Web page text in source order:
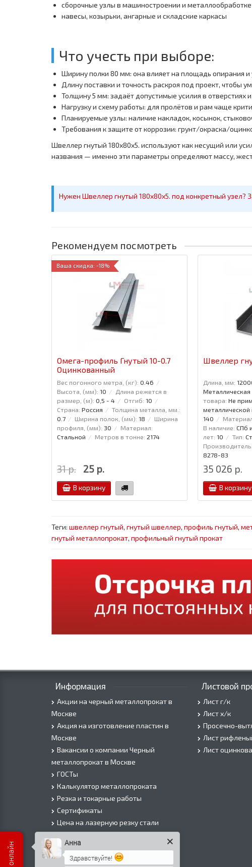
сборочные узлы в машиностроении и металлообработке
навесы, козырьки, ангарные и складские каркасы
Что учесть при выборе:
Ширину полки 80 мм: она влияет на площадь опирания и
Длину поставки и точность раскроя под проект, чтобы
Толщину 5 мм: задаёт допустимые усилия в отверстиях
Нагрузку и схему работы: для пролётов и рам чаще
Планируемые узлы: наличие накладок, косынок,
Требования к защите от коррозии: грунт/окраска/
Швеллер гнутый 180x80x5. используют как несущий или
названия — именно эти параметры определяют массу,
Нужен Швеллер гнутый 180x80x5. под конкретный узел?
Рекомендуем посмотреть
Ваша скидка: -18%
Омега-профиль Гнутый 10-0.7
Оцинкованный
Вес погонного метра, (кг): 0.46
Высота, (мм): 10
Длина режется в
размер, (м): 0,5 - 4 Отгиб: 10
Страна: Россия
Толщина металла, мм.:
0.7
Ширина полок, (мм): 18
Ширина
профиля, (мм): 30
Материал:
Стальной
Метров в тонне: 2174
31 р. 25 р.
В корзину
Швеллер
Длина, мм:
Металлическая
товара: Не
металлической
140
В наличие: СПб
лет: 10 Тип:
Производитель:
8278-83
35 026 р.
В корзину
Теги: швеллер гнутый, гнутый швеллер, профиль гнутый,
гнутый металлопрокат, профильный гнутый прокат
Информация
Акции на черный металлопрокат в
Москве
Акция на изготовление пластин в
Москве
Вакансии о компании Черный
металлопрокат в Москве
ГОСТы
Калькулятор металлопроката
Резка и токарные работы
Сертификаты
Цена на лазерную резку стали
Цена на плазменую резку стали
Цена на резку газом или болгаркой
О Компании
Листовой
Лист г/к
Лист х/к
Просечно-
Лист
Лист
Анна
Здравствуйте!